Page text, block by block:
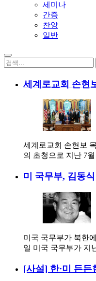
세미나
간증
찬양
일반
세계로교회 손현
세계로교회 손현보
의 초청으로 지난 7
미 국무부, 김동
미국 국무부가 북한
일 미국 국무부가 지
[사설] 한·미 든든